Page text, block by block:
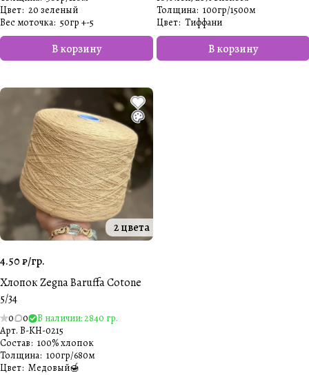
В корзину
Цвет: 20 зеленый
Вес моточка: 50гр +-5
В корзину
Толщина: 100гр/1500м
Цвет: Тиффани
2 цвета
4.50 ₽/гр.
Хлопок Zegna Baruffa Cotone
5/34
0 0
В наличии: 2840 гр.
Арт. B-KH-0215
Состав: 100% хлопок
Толщина: 100гр/680м
Цвет: Медовый🍯